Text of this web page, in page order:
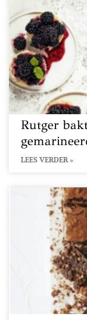
Rutger
LEES VERDER »